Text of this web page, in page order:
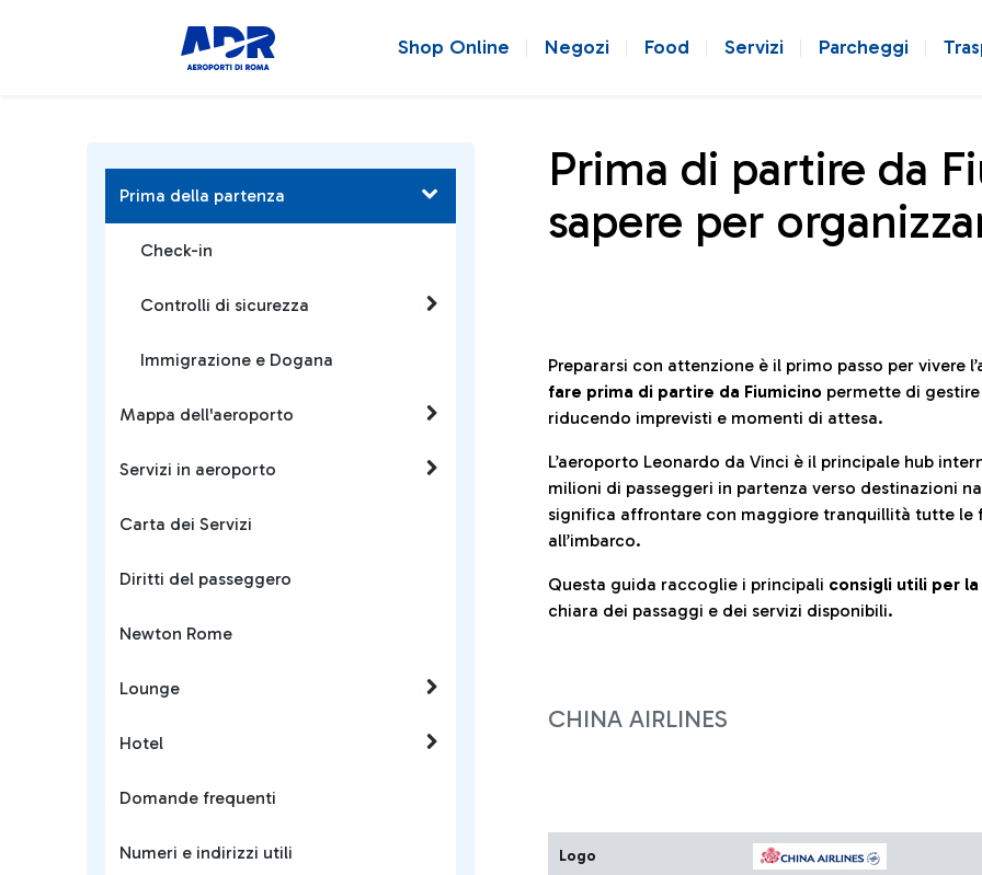
Shop Online Negozi Food Servizi Parcheggi
Prima di partire da
sapere per
Prepararsi con attenzione è il primo passo per vivere
fare prima di partire da Fiumicino permette di
riducendo imprevisti e momenti di attesa.
L’aeroporto Leonardo da Vinci è il principale hub
milioni di passeggeri in partenza verso destinazioni
significa affrontare con maggiore tranquillità tutte le
all’imbarco.
Questa guida raccoglie i principali consigli utili per
chiara dei passaggi e dei servizi disponibili.
CHINA AIRLINES
Logo
Prima della partenza
Check-in
Controlli di sicurezza
Immigrazione e Dogana
Mappa dell'aeroporto
Servizi in aeroporto
Carta dei Servizi
Diritti del passeggero
Newton Rome
Lounge
Hotel
Domande frequenti
Numeri e indirizzi utili